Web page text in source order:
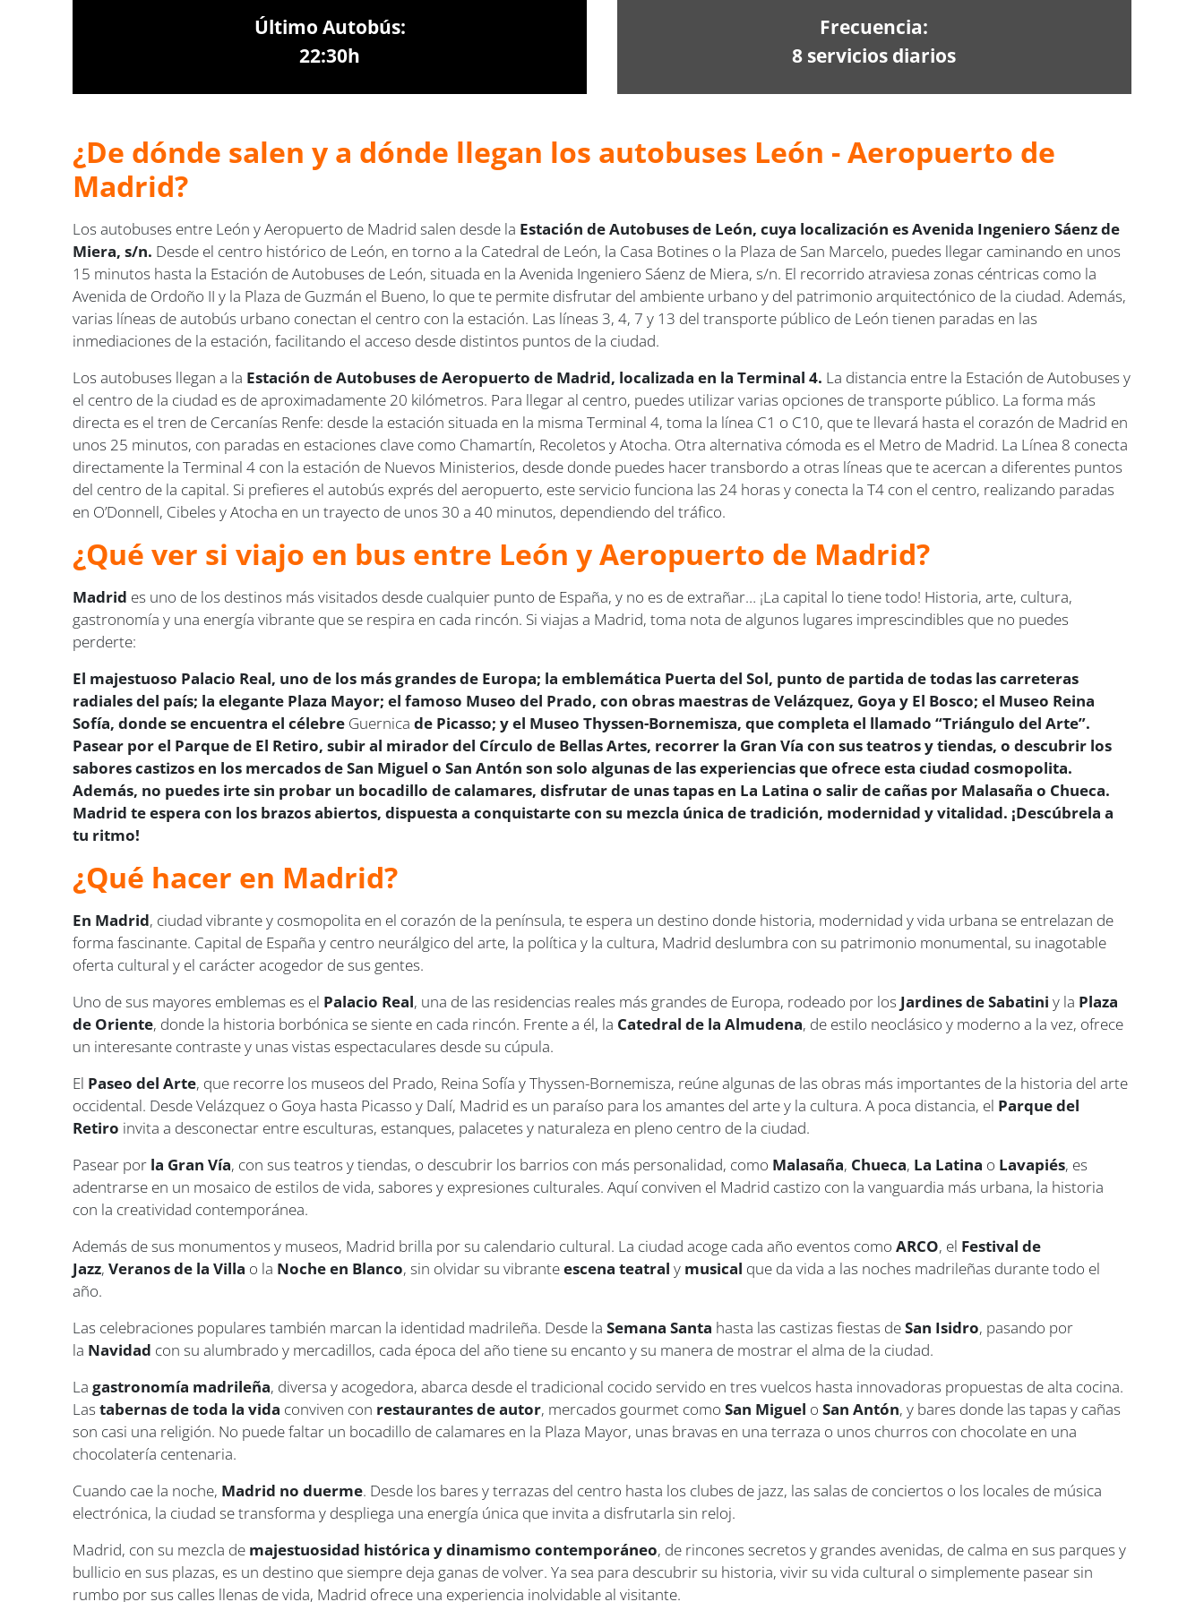
Último Autobús:
22:30h
Frecuencia:
8 servicios diarios
¿De dónde salen y a dónde llegan los autobuses León - Aeropuerto de
Madrid?
Los autobuses entre León y Aeropuerto de Madrid salen desde la Estación de Autobuses de León, cuya localización es Avenida Ingeniero Sáenz de
Miera, s/n. Desde el centro histórico de León, en torno a la Catedral de León, la Casa Botines o la Plaza de San Marcelo, puedes llegar caminando en unos
15 minutos hasta la Estación de Autobuses de León, situada en la Avenida Ingeniero Sáenz de Miera, s/n. El recorrido atraviesa zonas céntricas como la
Avenida de Ordoño II y la Plaza de Guzmán el Bueno, lo que te permite disfrutar del ambiente urbano y del patrimonio arquitectónico de la ciudad. Además,
varias líneas de autobús urbano conectan el centro con la estación. Las líneas 3, 4, 7 y 13 del transporte público de León tienen paradas en las
inmediaciones de la estación, facilitando el acceso desde distintos puntos de la ciudad.
Los autobuses llegan a la Estación de Autobuses de Aeropuerto de Madrid, localizada en la Terminal 4. La distancia entre la Estación de Autobuses y
el centro de la ciudad es de aproximadamente 20 kilómetros. Para llegar al centro, puedes utilizar varias opciones de transporte público. La forma más
directa es el tren de Cercanías Renfe: desde la estación situada en la misma Terminal 4, toma la línea C1 o C10, que te llevará hasta el corazón de Madrid en
unos 25 minutos, con paradas en estaciones clave como Chamartín, Recoletos y Atocha. Otra alternativa cómoda es el Metro de Madrid. La Línea 8 conecta
directamente la Terminal 4 con la estación de Nuevos Ministerios, desde donde puedes hacer transbordo a otras líneas que te acercan a diferentes puntos
del centro de la capital. Si prefieres el autobús exprés del aeropuerto, este servicio funciona las 24 horas y conecta la T4 con el centro, realizando paradas
en O’Donnell, Cibeles y Atocha en un trayecto de unos 30 a 40 minutos, dependiendo del tráfico.
¿Qué ver si viajo en bus entre León y Aeropuerto de Madrid?
Madrid es uno de los destinos más visitados desde cualquier punto de España, y no es de extrañar… ¡La capital lo tiene todo! Historia, arte, cultura,
gastronomía y una energía vibrante que se respira en cada rincón. Si viajas a Madrid, toma nota de algunos lugares imprescindibles que no puedes
perderte:
El majestuoso Palacio Real, uno de los más grandes de Europa; la emblemática Puerta del Sol, punto de partida de todas las carreteras
radiales del país; la elegante Plaza Mayor; el famoso Museo del Prado, con obras maestras de Velázquez, Goya y El Bosco; el Museo Reina
Sofía, donde se encuentra el célebre Guernica de Picasso; y el Museo Thyssen-Bornemisza, que completa el llamado “Triángulo del Arte”.
Pasear por el Parque de El Retiro, subir al mirador del Círculo de Bellas Artes, recorrer la Gran Vía con sus teatros y tiendas, o descubrir los
sabores castizos en los mercados de San Miguel o San Antón son solo algunas de las experiencias que ofrece esta ciudad cosmopolita.
Además, no puedes irte sin probar un bocadillo de calamares, disfrutar de unas tapas en La Latina o salir de cañas por Malasaña o Chueca.
Madrid te espera con los brazos abiertos, dispuesta a conquistarte con su mezcla única de tradición, modernidad y vitalidad. ¡Descúbrela a
tu ritmo!
¿Qué hacer en Madrid?
En Madrid, ciudad vibrante y cosmopolita en el corazón de la península, te espera un destino donde historia, modernidad y vida urbana se entrelazan de
forma fascinante. Capital de España y centro neurálgico del arte, la política y la cultura, Madrid deslumbra con su patrimonio monumental, su inagotable
oferta cultural y el carácter acogedor de sus gentes.
Uno de sus mayores emblemas es el Palacio Real, una de las residencias reales más grandes de Europa, rodeado por los Jardines de Sabatini y la Plaza
de Oriente, donde la historia borbónica se siente en cada rincón. Frente a él, la Catedral de la Almudena, de estilo neoclásico y moderno a la vez, ofrece
un interesante contraste y unas vistas espectaculares desde su cúpula.
El Paseo del Arte, que recorre los museos del Prado, Reina Sofía y Thyssen-Bornemisza, reúne algunas de las obras más importantes de la historia del arte
occidental. Desde Velázquez o Goya hasta Picasso y Dalí, Madrid es un paraíso para los amantes del arte y la cultura. A poca distancia, el Parque del
Retiro invita a desconectar entre esculturas, estanques, palacetes y naturaleza en pleno centro de la ciudad.
Pasear por la Gran Vía, con sus teatros y tiendas, o descubrir los barrios con más personalidad, como Malasaña, Chueca, La Latina o Lavapiés, es
adentrarse en un mosaico de estilos de vida, sabores y expresiones culturales. Aquí conviven el Madrid castizo con la vanguardia más urbana, la historia
con la creatividad contemporánea.
Además de sus monumentos y museos, Madrid brilla por su calendario cultural. La ciudad acoge cada año eventos comoARCO, el Festival de
Jazz,Veranos de la Villa o la Noche en Blanco, sin olvidar su vibranteescena teatral y musical que da vida a las noches madrileñas durante todo el
año.
Las celebraciones populares también marcan la identidad madrileña. Desde laSemana Santa hasta las castizas fiestas deSan Isidro, pasando por
la Navidad con su alumbrado y mercadillos, cada época del año tiene su encanto y su manera de mostrar el alma de la ciudad.
Lagastronomía madrileña, diversa y acogedora, abarca desde el tradicional cocido servido en tres vuelcos hasta innovadoras propuestas de alta cocina.
Lastabernas de toda la vida conviven con restaurantes de autor, mercados gourmet comoSan Miguel oSan Antón, y bares donde las tapas y cañas
son casi una religión. No puede faltar un bocadillo de calamares en la Plaza Mayor, unas bravas en una terraza o unos churros con chocolate en una
chocolatería centenaria.
Cuando cae la noche, Madrid no duerme. Desde los bares y terrazas del centro hasta los clubes de jazz, las salas de conciertos o los locales de música
electrónica, la ciudad se transforma y despliega una energía única que invita a disfrutarla sin reloj.
Madrid, con su mezcla de majestuosidad histórica y dinamismo contemporáneo, de rincones secretos y grandes avenidas, de calma en sus parques y
bullicio en sus plazas, es un destino que siempre deja ganas de volver. Ya sea para descubrir su historia, vivir su vida cultural o simplemente pasear sin
rumbo por sus calles llenas de vida, Madrid ofrece una experiencia inolvidable al visitante.